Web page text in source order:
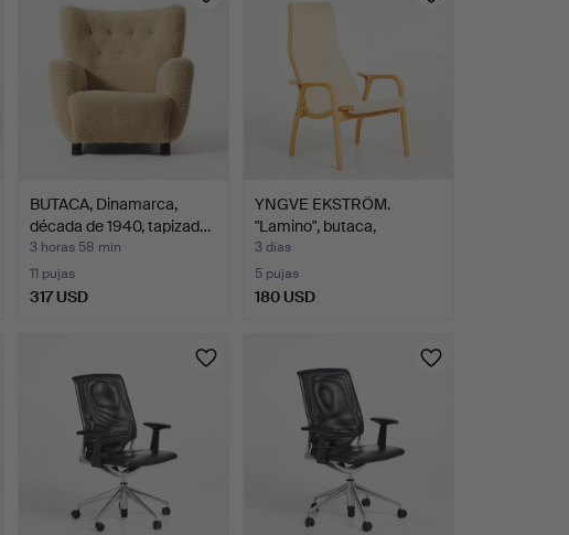
BUTACA, Dinamarca,
década de 1940, tapizad…
3 horas 58 min
11 pujas
317 USD
YNGVE EKSTRÖM.
"Lamino", butaca,
estructur…
3 días
5 pujas
180 USD